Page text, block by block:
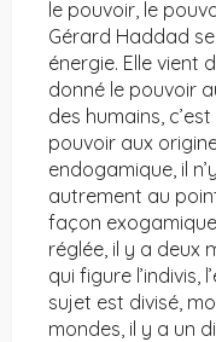
le pouvoir, le
Gérard Haddad
énergie. Elle vient
donné le pouvoir
des humains,
pouvoir aux
endogamique, il
autrement au
façon
réglée, il y a deux
qui figure l’indivis,
sujet est divisé,
mondes, il y a un